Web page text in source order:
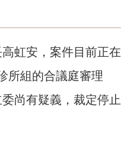
虹安，案件目前正在
所組的合議庭審理
尚有疑義，裁定停止